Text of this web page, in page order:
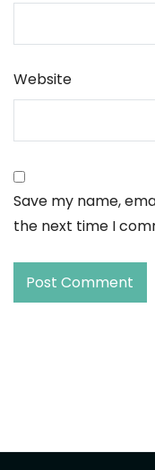
Website
Save my name,
the next time I